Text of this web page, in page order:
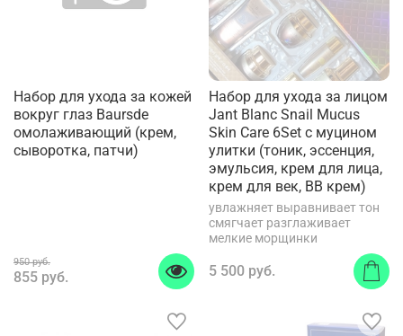
Набор для ухода за кожей
вокруг глаз Baursde
омолаживающий (крем,
сыворотка, патчи)
950 руб.
855 руб.
Набор для ухода за лицом
Jant Blanc Snail Mucus
Skin Care 6Set с муцином
улитки (тоник, эссенция,
эмульсия, крем для лица,
крем для век, BB крем)
увлажняет выравнивает тон
смягчает разглаживает
мелкие морщинки
5 500 руб.